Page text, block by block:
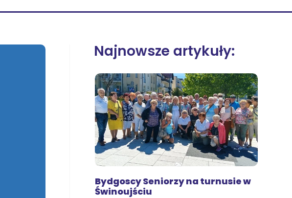
Najnowsze artykuły:
Bydgoscy Seniorzy na turnusie w
Świnoujściu